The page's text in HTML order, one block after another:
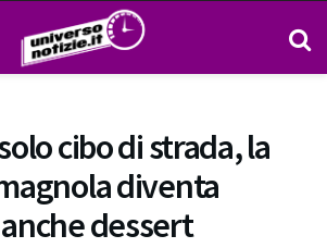
cibo di strada, la
diventa
dessert